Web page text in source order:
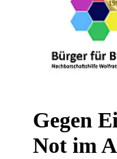
Gegen
Not im